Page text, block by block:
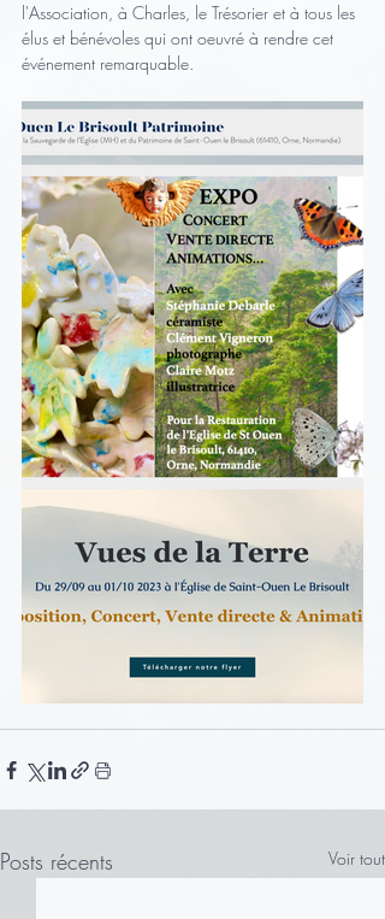
l'Association, à Charles, le Trésorier et à tous les
élus et bénévoles qui ont oeuvré à rendre cet
événement remarquable.
Posts récents Voir tout